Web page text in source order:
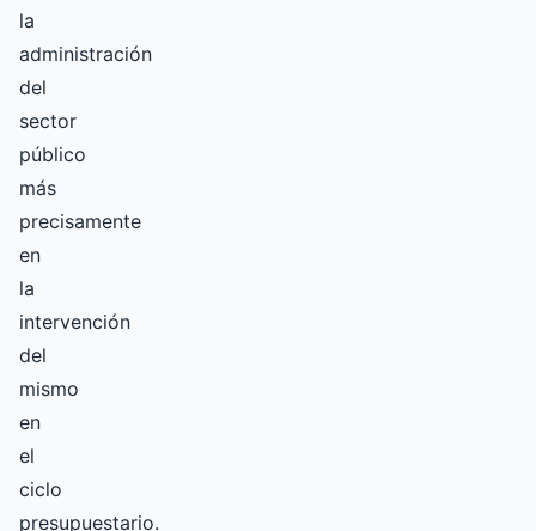
la
administración
del
sector
público
más
precisamente
en
la
intervención
del
mismo
en
el
ciclo
presupuestario.